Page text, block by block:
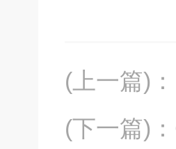
(上一篇) ：
(下一篇) ：